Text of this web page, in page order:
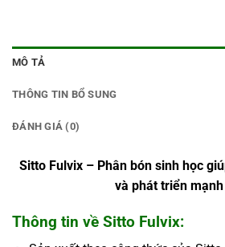
MÔ TẢ
THÔNG TIN BỔ SUNG
ĐÁNH GIÁ (0)
Sitto Fulvix – Phân bón sinh học
và phát triển
Thông tin về Sitto Fulvix: